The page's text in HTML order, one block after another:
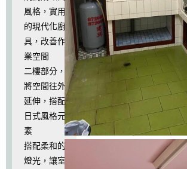
風格，實用
的現代化廚
具，改善作
業空間
二樓部分，
將空間往外
延伸，搭配
日式風格元
素
搭配柔和的
燈光，讓室